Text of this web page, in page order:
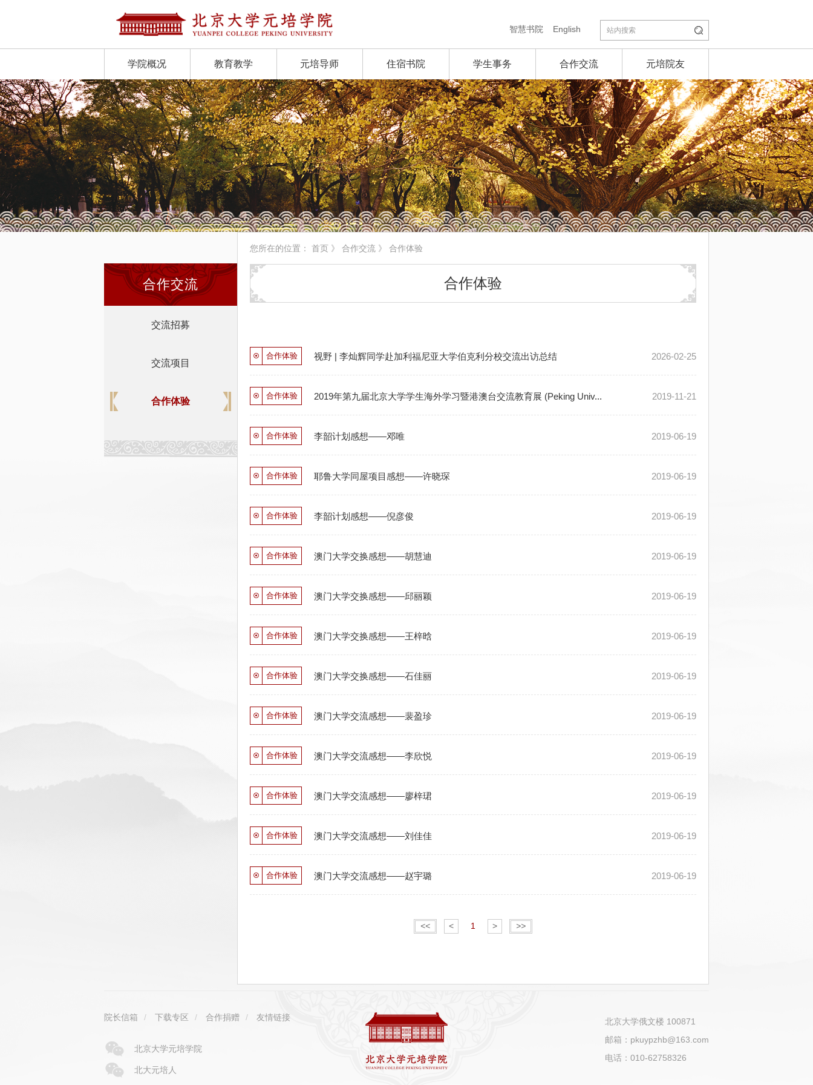
智慧书院 English
学院概况 教育教学 元培导师 住宿书院 学生事务 合作交流 元培院友
合作交流
交流招募
交流项目
合作体验
您所在的位置： 首页 》 合作交流 》 合作体验
合作体验
2026-02-25
合作体验 视野 | 李灿辉同学赴加利福尼亚大学伯克利分校交流出访总结
2019-11-21
合作体验 2019年第九届北京大学学生海外学习暨港澳台交流教育展 (Peking Univ...
2019-06-19
合作体验 李韶计划感想——邓唯
2019-06-19
合作体验 耶鲁大学同屋项目感想——许晓琛
2019-06-19
合作体验 李韶计划感想——倪彦俊
2019-06-19
合作体验 澳门大学交换感想——胡慧迪
2019-06-19
合作体验 澳门大学交换感想——邱丽颖
2019-06-19
合作体验 澳门大学交换感想——王梓晗
2019-06-19
合作体验 澳门大学交换感想——石佳丽
2019-06-19
合作体验 澳门大学交流感想——裴盈珍
2019-06-19
合作体验 澳门大学交流感想——李欣悦
2019-06-19
合作体验 澳门大学交流感想——廖梓珺
2019-06-19
合作体验 澳门大学交流感想——刘佳佳
2019-06-19
合作体验 澳门大学交流感想——赵宇璐
<< < 1 > >>
院长信箱 / 下载专区 / 合作捐赠 / 友情链接
北京大学元培学院
北大元培人
北京大学俄文楼 100871
邮箱：pkuypzhb@163.com
电话：010-62758326